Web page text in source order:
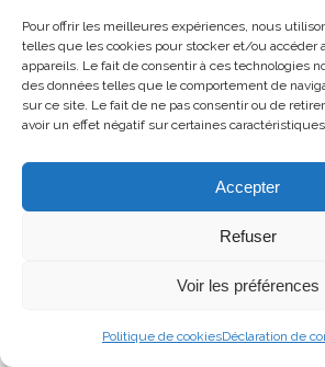
Pour offrir les meilleures expériences, nous
telles que les cookies pour stocker et/ou accéder
appareils. Le fait de consentir à ces technologies
des données telles que le comportement de
sur ce site. Le fait de ne pas consentir ou de
avoir un effet négatif sur certaines
Accepter
Refuser
Voir les préférences
Politique de cookiesDéclaration de
Tous droits réservés @2019 CPRMV
| Centre de prévention de la
radicalisation menant à la violence
(CPRMV)